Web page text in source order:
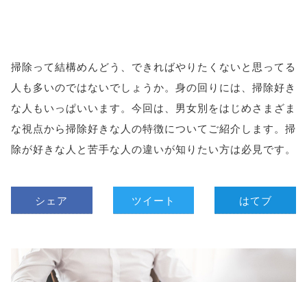
掃除って結構めんどう、できればやりたくないと思ってる
人も多いのではないでしょうか。身の回りには、掃除好き
な人もいっぱいいます。今回は、男女別をはじめさまざま
な視点から掃除好きな人の特徴についてご紹介します。掃
除が好きな人と苦手な人の違いが知りたい方は必見です。
シェア ツイート はてブ